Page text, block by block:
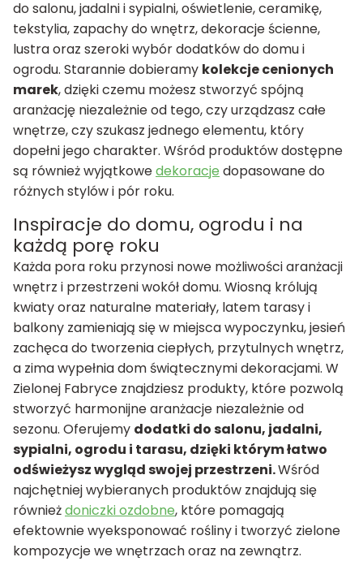
do salonu, jadalni i sypialni, oświetlenie, ceramikę,
tekstylia, zapachy do wnętrz, dekoracje ścienne,
lustra oraz szeroki wybór dodatków do domu i
ogrodu. Starannie dobieramy kolekcje cenionych
marek, dzięki czemu możesz stworzyć spójną
aranżację niezależnie od tego, czy urządzasz całe
wnętrze, czy szukasz jednego elementu, który
dopełni jego charakter. Wśród produktów dostępne
są również wyjątkowedekoracje dopasowane do
różnych stylów i pór roku.
Inspiracje do domu, ogrodu i na
każdą porę roku
Każda pora roku przynosi nowe możliwości aranżacji
wnętrz i przestrzeni wokół domu. Wiosną królują
kwiaty oraz naturalne materiały, latem tarasy i
balkony zamieniają się w miejsca wypoczynku, jesień
zachęca do tworzenia ciepłych, przytulnych wnętrz,
a zima wypełnia dom świątecznymi dekoracjami. W
Zielonej Fabryce znajdziesz produkty, które pozwolą
stworzyć harmonijne aranżacje niezależnie od
sezonu. Oferujemy dodatki do salonu, jadalni,
sypialni, ogrodu i tarasu, dzięki którym łatwo
odświeżysz wygląd swojej przestrzeni.Wśród
najchętniej wybieranych produktów znajdują się
równieżdoniczki ozdobne, które pomagają
efektownie wyeksponować rośliny i tworzyć zielone
kompozycje we wnętrzach oraz na zewnątrz.